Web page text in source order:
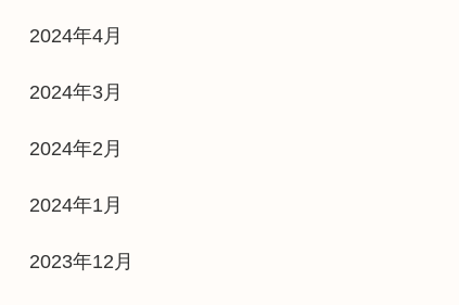
2024年4月
2024年3月
2024年2月
2024年1月
2023年12月